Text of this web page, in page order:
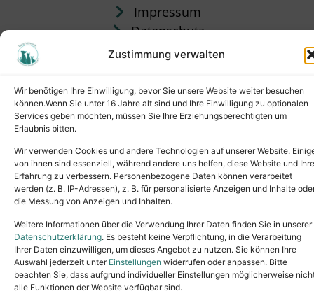
Zustimmung verwalten
Wir benötigen Ihre Einwilligung, bevor Sie unsere Website weiter besuchen
können.Wenn Sie unter 16 Jahre alt sind und Ihre Einwilligung zu optionalen
Services geben möchten, müssen Sie Ihre Erziehungsberechtigten um
Erlaubnis bitten.
Wir verwenden Cookies und andere Technologien auf unserer Website.
von ihnen sind essenziell, während andere uns helfen, diese Website und Ihre
Erfahrung zu verbessern. Personenbezogene Daten können verarbeitet
werden (z. B. IP-Adressen), z. B. für personalisierte Anzeigen und Inhalte
die Messung von Anzeigen und Inhalten.
Weitere Informationen über die Verwendung Ihrer Daten finden Sie in unserer
Datenschutzerklärung. Es besteht keine Verpflichtung, in die Verarbeitung
Ihrer Daten einzuwilligen, um dieses Angebot zu nutzen. Sie können Ihre
Auswahl jederzeit unter Einstellungen widerrufen oder anpassen. Bitte
beachten Sie, dass aufgrund individueller Einstellungen möglicherweise
alle Funktionen der Website verfügbar sind.
Impressum
Datenschutz
Satzung
Copyright © 2024. All rights reserved.
Tel.: (02631) 55356buero@tierheim-neuwied.de
Ludwigshof 1, 56567 Neuwied